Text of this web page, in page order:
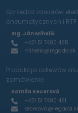
Sprzedaż zaworów
pneumatycznych i RTP
Ing. Ján Mihelič
+421 51 7480 465
mihelic@regada.sk
Produkcja odlewów
zamówienie
Kamila Kecerová
+421 51 7480 461